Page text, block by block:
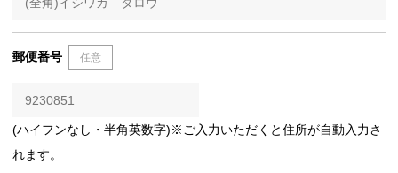
郵便番号 任意
(ハイフンなし・半角英数字)※ご入力いただくと住所が自動入力さ
れます。